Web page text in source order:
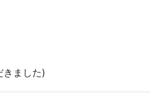
きました)